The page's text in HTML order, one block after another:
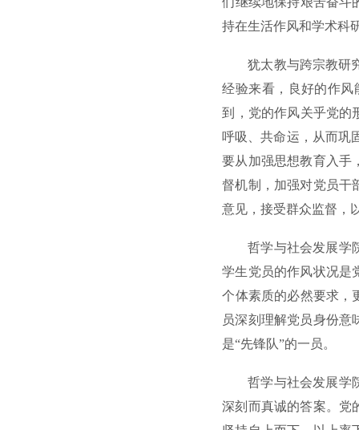
持在生活作风和学术科
犹太教与跨宗教研
经验来看，良好的作
到，党的作风关乎党的
呼吸、共命运，从而巩
要从加强思想教育入手
督机制，加强对党员干
意见，接受群众监督，
哲学与社会发展学
学生党员的作风状况是
个体素质的必然要求，
员深刻理解党员身份意
是“先锋队”的一员。
哲学与社会发展学
深刻而真诚的答案。党